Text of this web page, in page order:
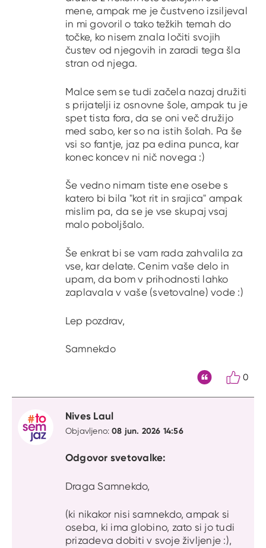
mene, ampak me je čustveno izsiljeval
in mi govoril o tako težkih temah do
točke, ko nisem znala ločiti svojih
čustev od njegovih in zaradi tega šla
stran od njega.
Malce sem se tudi začela nazaj družiti
s prijatelji iz osnovne šole, ampak tu je
spet tista fora, da se oni več družijo
med sabo, ker so na istih šolah. Pa še
vsi so fantje, jaz pa edina punca, kar
konec koncev ni nič novega :)
Še vedno nimam tiste ene osebe s
katero bi bila "kot rit in srajica" ampak
mislim pa, da se je vse skupaj vsaj
malo poboljšalo.
Še enkrat bi se vam rada zahvalila za
vse, kar delate. Cenim vaše delo in
upam, da bom v prihodnosti lahko
zaplavala v vaše (svetovalne) vode :)
Lep pozdrav,
Samnekdo
0
Nives Laul
Objavljeno:08 jun. 2026 14:56
Odgovor svetovalke:
Draga Samnekdo,
(ki nikakor nisi samnekdo, ampak si
oseba, ki ima globino, zato si jo tudi
prizadeva dobiti v svoje življenje :),